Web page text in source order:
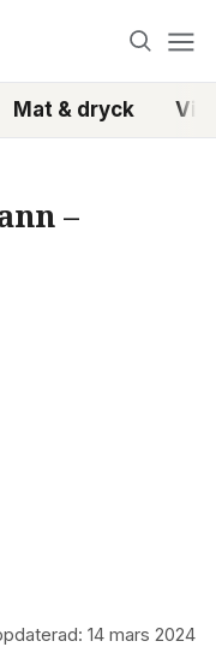
Mat & dryck
–
14 mars 2024